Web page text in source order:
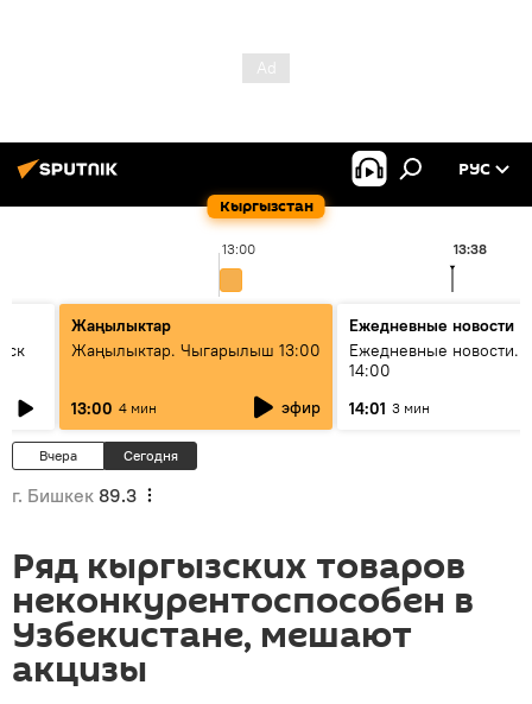
Кыргызстан
РУС
13:00 13:38
Жаңылыктар
Жаңылыктар. Чыгарылыш 13:00
13:00 4 мин эфир
Ежедневные новости
Ежедневные новости.
14:00
14:01 3 мин
Вчера Сегодня
г. Бишкек 89.3
Ряд кыргызских товаров
неконкурентоспособен в
Узбекистане, мешают
акцизы